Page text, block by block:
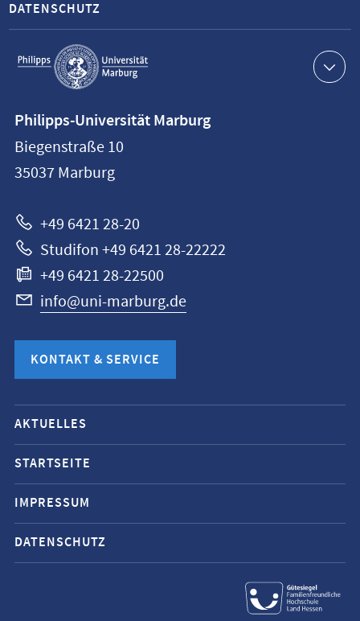
Service-
Navigation
DATENSCHUTZ
Philipps-
Universität
Marburg
Philipps-Universität Marburg
Biegenstraße 10
35037 Marburg
+49 6421 28-20
Studifon +49 6421 28-22222
+49 6421 28-22500
info@uni-marburg.de
KONTAKT & SERVICE
Mobile-
Service-
Navigation
und
Social
Media
Kontakte
AKTUELLES
STARTSEITE
IMPRESSUM
DATENSCHUTZ